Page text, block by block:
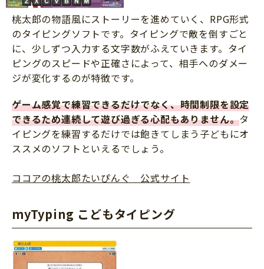
桃太郎の物語風にストーリーを進めていく、RPG形式
のタイピングソフトです。タイピングで敵を倒すごと
に、少しずつ入力する文字数がふえていきます。タイ
ピングのスピードや正確さによって、相手へのダメー
ジが変化するのが特徴です。
ゲーム感覚で練習できるだけでなく、時間制限を設定
できるため連続して遊び過ぎる心配もありません。タ
イピングを練習するだけでは飽きてしまう子どもにオ
ススメのソフトといえるでしょう。
ココアの桃太郎たいぴんぐ 公式サイト
myTyping こどもタイピング